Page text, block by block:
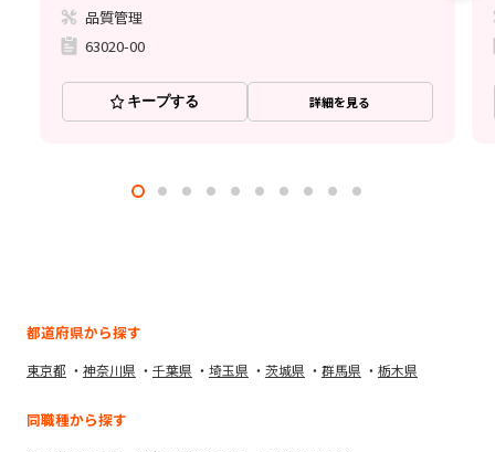
品質管理
63020-00
キープする 詳細を見る
都道府県から探す
東京都 神奈川県 千葉県 埼玉県 茨城県 群馬県 栃木県
同職種から探す